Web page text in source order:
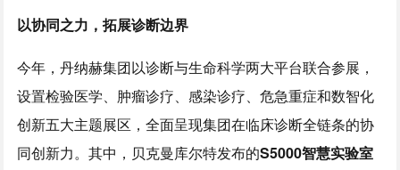
以协同之力，拓展诊断边界
今年，丹纳赫集团以诊断与生命科学两大平台联合参展，
设置检验医学、肿瘤诊疗、感染诊疗、危急重症和数智化
创新五大主题展区，全面呈现集团在临床诊断全链条的协
同创新力。其中，贝克曼库尔特发布的S5000智慧实验室